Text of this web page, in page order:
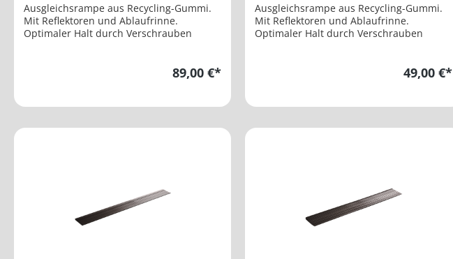
Ausgleichsrampe aus Recycling-Gummi.
Mit Reflektoren und Ablaufrinne.
Optimaler Halt durch Verschrauben
89,00 €*
Ausgleichsrampe aus Recycling-Gummi.
Mit Reflektoren und Ablaufrinne.
Optimaler Halt durch Verschrauben
49,00 €*